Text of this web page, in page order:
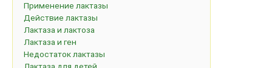
Применение лактазы
Действие лактазы
Лактаза и лактоза
Лактаза и ген
Недостаток лактазы